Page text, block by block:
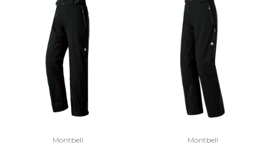
Montbell Montbell